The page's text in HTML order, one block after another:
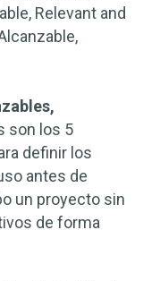
Relevant and
son los 5
definir los
antes de
un proyecto sin
de forma